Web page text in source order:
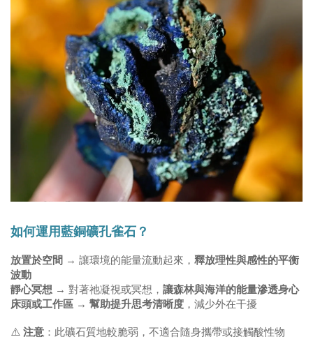
如何運用藍銅礦孔雀石？
放置於空間 → 讓環境的能量流動起來， 釋放理性與感性的平衡
波動
靜心冥想 → 對著祂凝視或冥想， 讓森林與海洋的能量滲透身心
床頭或工作區 → 幫助提升思考清晰度 ，減少外在干擾
⚠️ 注意 ： 此礦石質地較脆弱，不適合隨身攜帶或接觸酸性物